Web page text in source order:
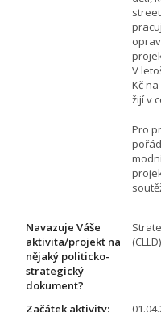
V
Kč
žijí v
Pro
Navazuje Váše
aktivita/projekt na
nějaký politicko-
strategický
dokument?
Začátek aktivity: